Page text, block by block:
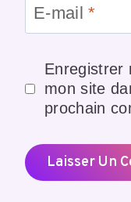
E-mail*
Enregistrer
mon site
prochain